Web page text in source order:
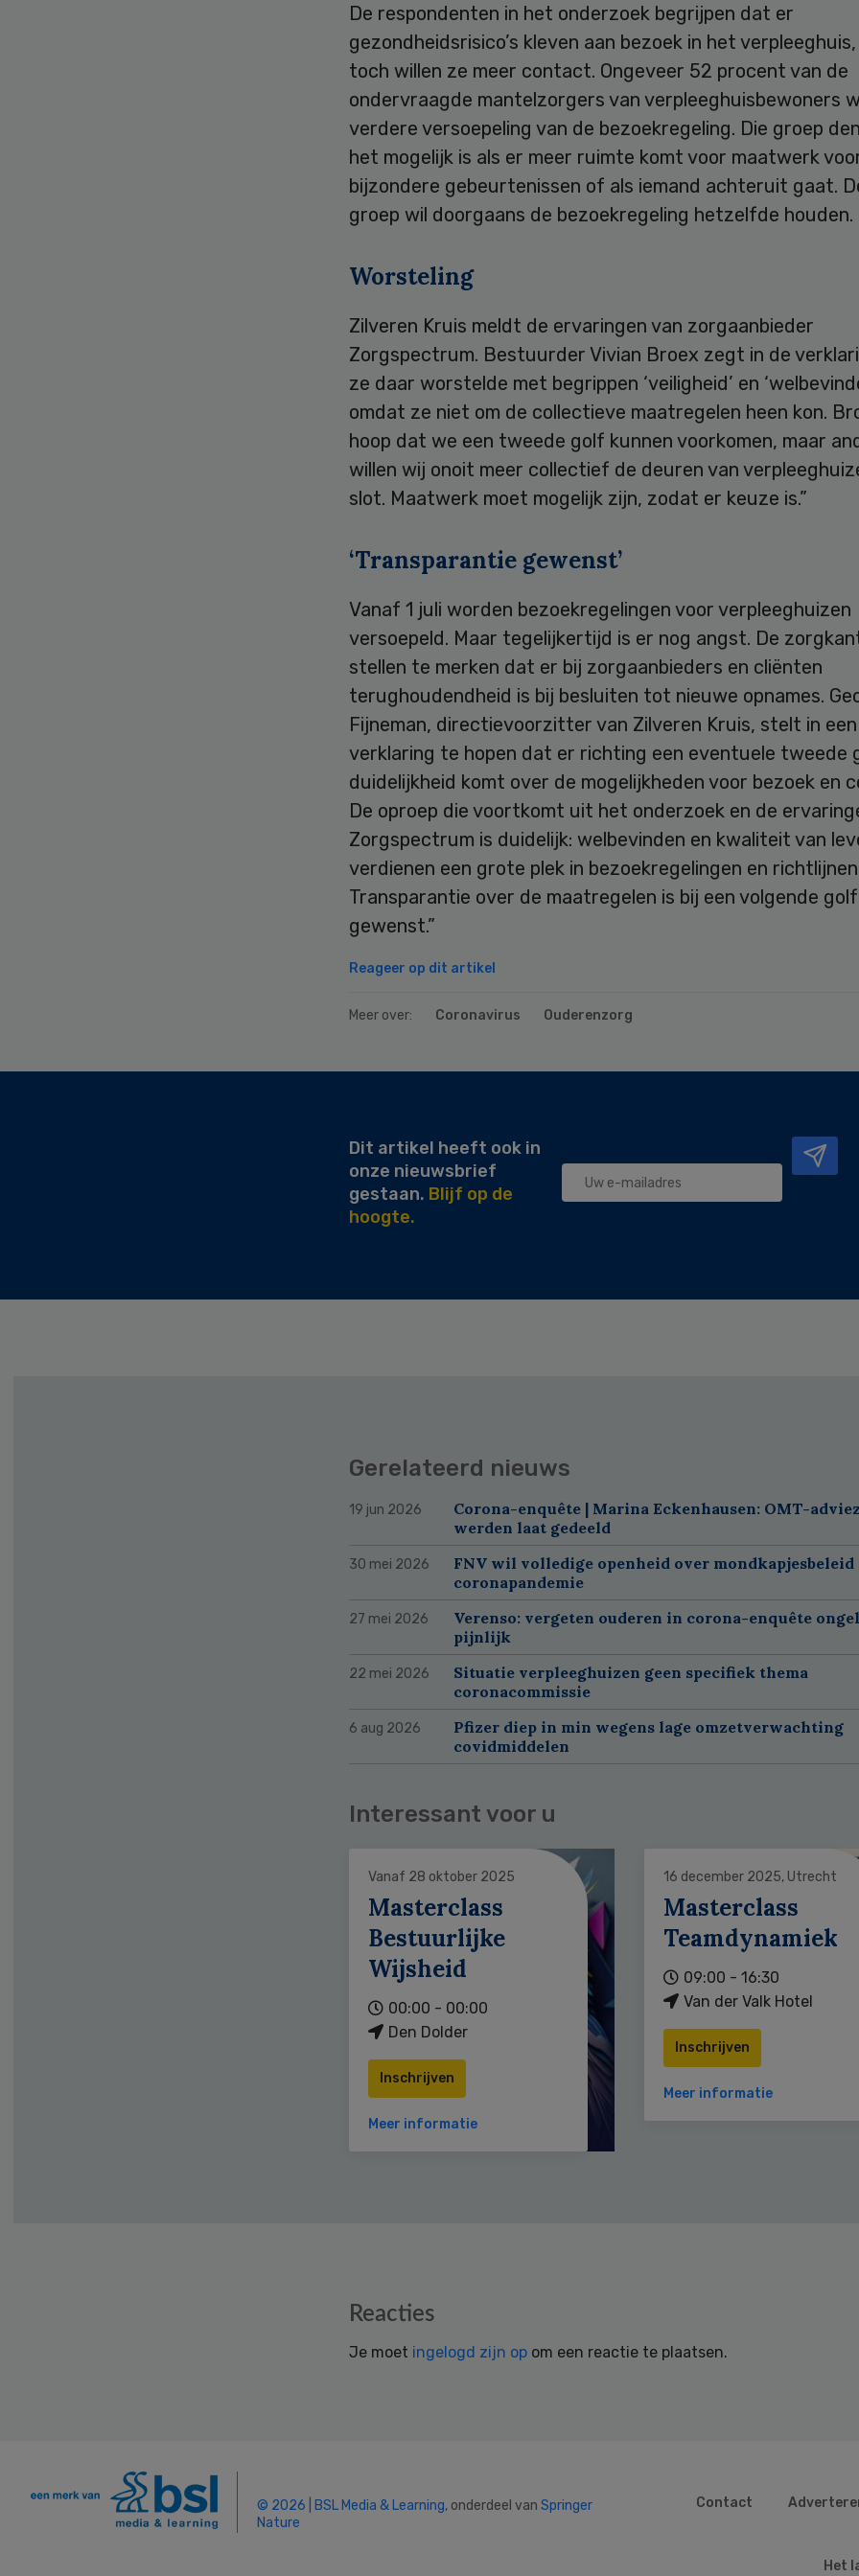
De respondenten in het onderzoek begrijpen dat er
gezondheidsrisico’s kleven aan bezoek in het
toch willen ze meer contact. Ongeveer 52 procent van de
ondervraagde mantelzorgers van verpleeghuisbewoners
verdere versoepeling van de bezoekregeling. Die groep
het mogelijk is als er meer ruimte komt voor maatwerk
bijzondere gebeurtenissen of als iemand achteruit gaat.
groep wil doorgaans de bezoekregeling hetzelfde houden.
Worsteling
Zilveren Kruis meldt de ervaringen van zorgaanbieder
Zorgspectrum. Bestuurder Vivian Broex zegt in de
ze daar worstelde met begrippen ‘veiligheid’ en
omdat ze niet om de collectieve maatregelen heen kon.
hoop dat we een tweede golf kunnen voorkomen, maar
willen wij onoit meer collectief de deuren van
slot. Maatwerk moet mogelijk zijn, zodat er keuze is.”
‘Transparantie gewenst’
Vanaf 1 juli worden bezoekregelingen voor verpleeghuizen
versoepeld. Maar tegelijkertijd is er nog angst. De
stellen te merken dat er bij zorgaanbieders en cliënten
terughoudendheid is bij besluiten tot nieuwe opnames.
Fijneman, directievoorzitter van Zilveren Kruis, stelt in een
verklaring te hopen dat er richting een eventuele tweede
duidelijkheid komt over de mogelijkheden voor bezoek en
De oproep die voortkomt uit het onderzoek en de
Zorgspectrum is duidelijk: welbevinden en kwaliteit van
verdienen een grote plek in bezoekregelingen en
Transparantie over de maatregelen is bij een volgende golf
gewenst.”
Reageer op dit artikel
Meer over: Coronavirus Ouderenzorg
Dit artikel heeft ook in
onze nieuwsbrief
gestaan. Blijf op de
hoogte.
Gerelateerd nieuws
19 jun 2026
Corona-enquête | Marina Eckenhausen: OMT-
werden laat gedeeld
30 mei 2026
FNV wil volledige openheid over mondkapjesbeleid
coronapandemie
27 mei 2026
Verenso: vergeten ouderen in corona-enquête
pijnlijk
22 mei 2026
Situatie verpleeghuizen geen specifiek thema
coronacommissie
6 aug 2026
Pfizer diep in min wegens lage omzetverwachting
covidmiddelen
Interessant voor u
Vanaf 28 oktober 2025
Masterclass
Bestuurlijke
Wijsheid
00:00 - 00:00
Den Dolder
Inschrijven
Meer informatie
16 december 2025, Utrecht
Masterclass
Teamdynamiek
09:00 - 16:30
Van der Valk Hotel
Inschrijven
Meer informatie
Reacties
Je moet ingelogd zijn op om een reactie te plaatsen.
© 2026 | BSL Media & Learning, onderdeel van Springer
Nature
Contact
Het